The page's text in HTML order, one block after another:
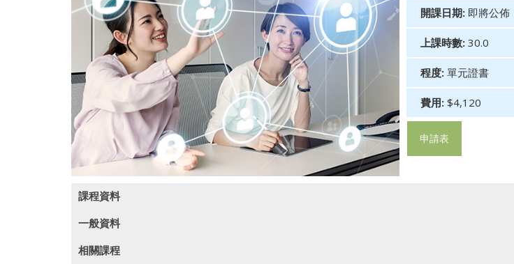
開課日期: 即將公佈
上課時數: 30.0
程度: 單元證書
費用: $4,120
申請表
課程資料
一般資料
相關課程